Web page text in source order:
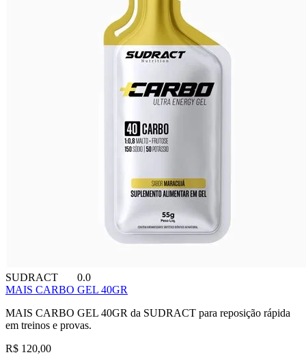
SUDRACT
0.0
MAIS CARBO GEL 40GR
MAIS CARBO GEL 40GR da SUDRACT para reposição rápida
em treinos e provas.
R$ 120,00